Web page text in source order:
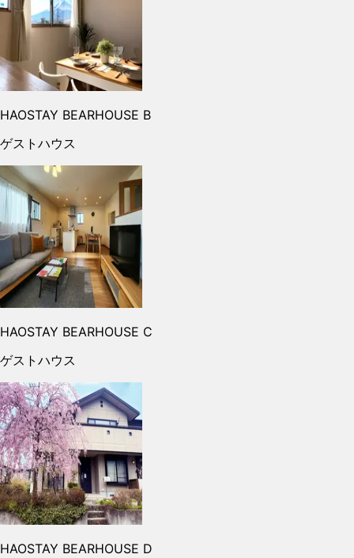
HAOSTAY BEARHOUSE B
ゲストハウス
HAOSTAY BEARHOUSE C
ゲストハウス
HAOSTAY BEARHOUSE D